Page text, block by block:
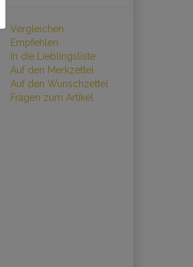
Vergleichen
Empfehlen
In die Lieblingsliste
Auf den Merkzettel
Auf den Wunschzettel
Fragen zum Artikel